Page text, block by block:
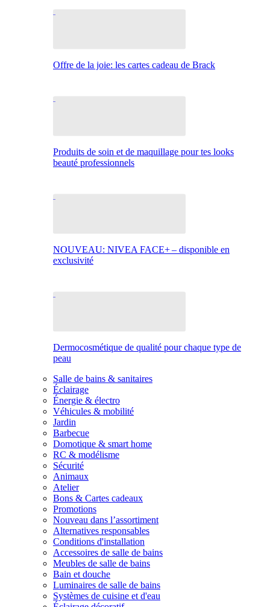
Offre de la joie: les cartes cadeau de Brack
Produits de soin et de maquillage pour tes looks
beauté professionnels
NOUVEAU: NIVEA FACE+ – disponible en
exclusivité
Dermocosmétique de qualité pour chaque type de
peau
Salle de bains & sanitaires
Éclairage
Énergie & électro
Véhicules & mobilité
Jardin
Barbecue
Domotique & smart home
RC & modélisme
Sécurité
Animaux
Atelier
Bons & Cartes cadeaux
Promotions
Nouveau dans l’assortiment
Alternatives responsables
Conditions d'installation
Accessoires de salle de bains
Meubles de salle de bains
Bain et douche
Luminaires de salle de bains
Systèmes de cuisine et d'eau